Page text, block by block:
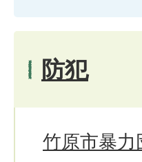
防犯
竹原市暴力